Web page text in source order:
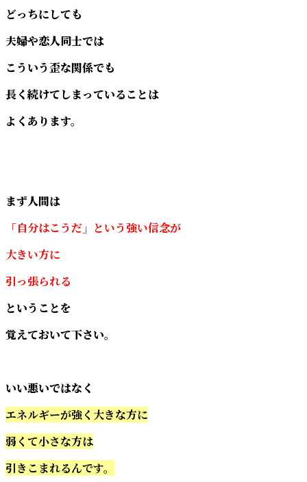
どっちにしても
夫婦や恋人同士では
こういう歪な関係でも
長く続けてしまっていることは
よくあります。
まず人間は
「自分はこうだ」という強い信念が
大きい方に
引っ張られる
ということを
覚えておいて下さい。
いい悪いではなく
エネルギーが強く大きな方に
弱くて小さな方は
引きこまれるんです。